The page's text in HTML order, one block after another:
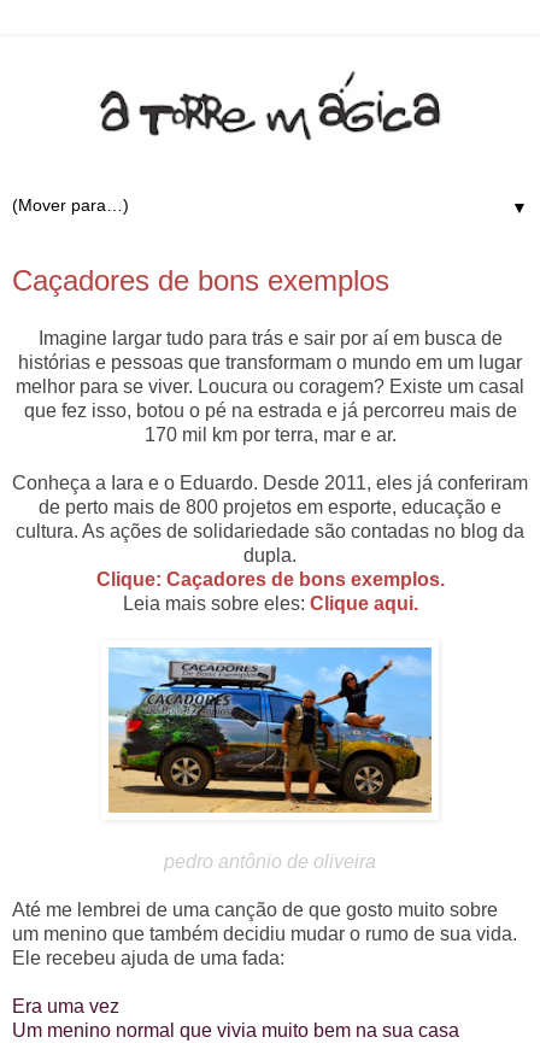
▼
Caçadores de bons exemplos
Imagine largar tudo para trás e sair por aí em busca de
histórias e pessoas que transformam o mundo em um lugar
melhor para se viver. Loucura ou coragem? Existe um casal
que fez isso, botou o pé na estrada e já percorreu mais de
170 mil km por terra, mar e ar.
Conheça a Iara e o Eduardo. Desde 2011, eles já conferiram
de perto mais de 800 projetos em esporte, educação e
cultura. As ações de solidariedade são contadas no blog da
dupla.
Clique: Caçadores de bons exemplos.
Leia mais sobre eles: Clique aqui.
pedro antônio de oliveira
Até me lembrei de uma canção de que gosto muito sobre
um menino que também decidiu mudar o rumo de sua vida.
Ele recebeu ajuda de uma fada:
Era uma vez
Um menino normal que vivia muito bem na sua casa